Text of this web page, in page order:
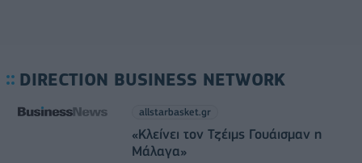
DIRECTION BUSINESS NETWORK
allstarbasket.gr
«Κλείνει τον Τζέιμς Γουάισμαν η
Μάλαγα»